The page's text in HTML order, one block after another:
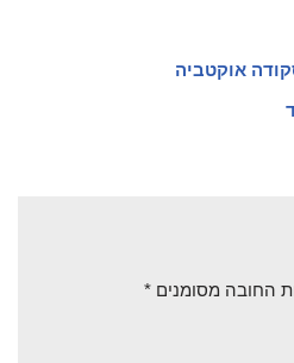
אוקטביה
החובה מסומנים *